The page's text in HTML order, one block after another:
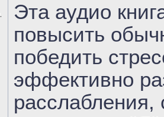
Эта аудио
повысить
победить
эффективно
расслабления,